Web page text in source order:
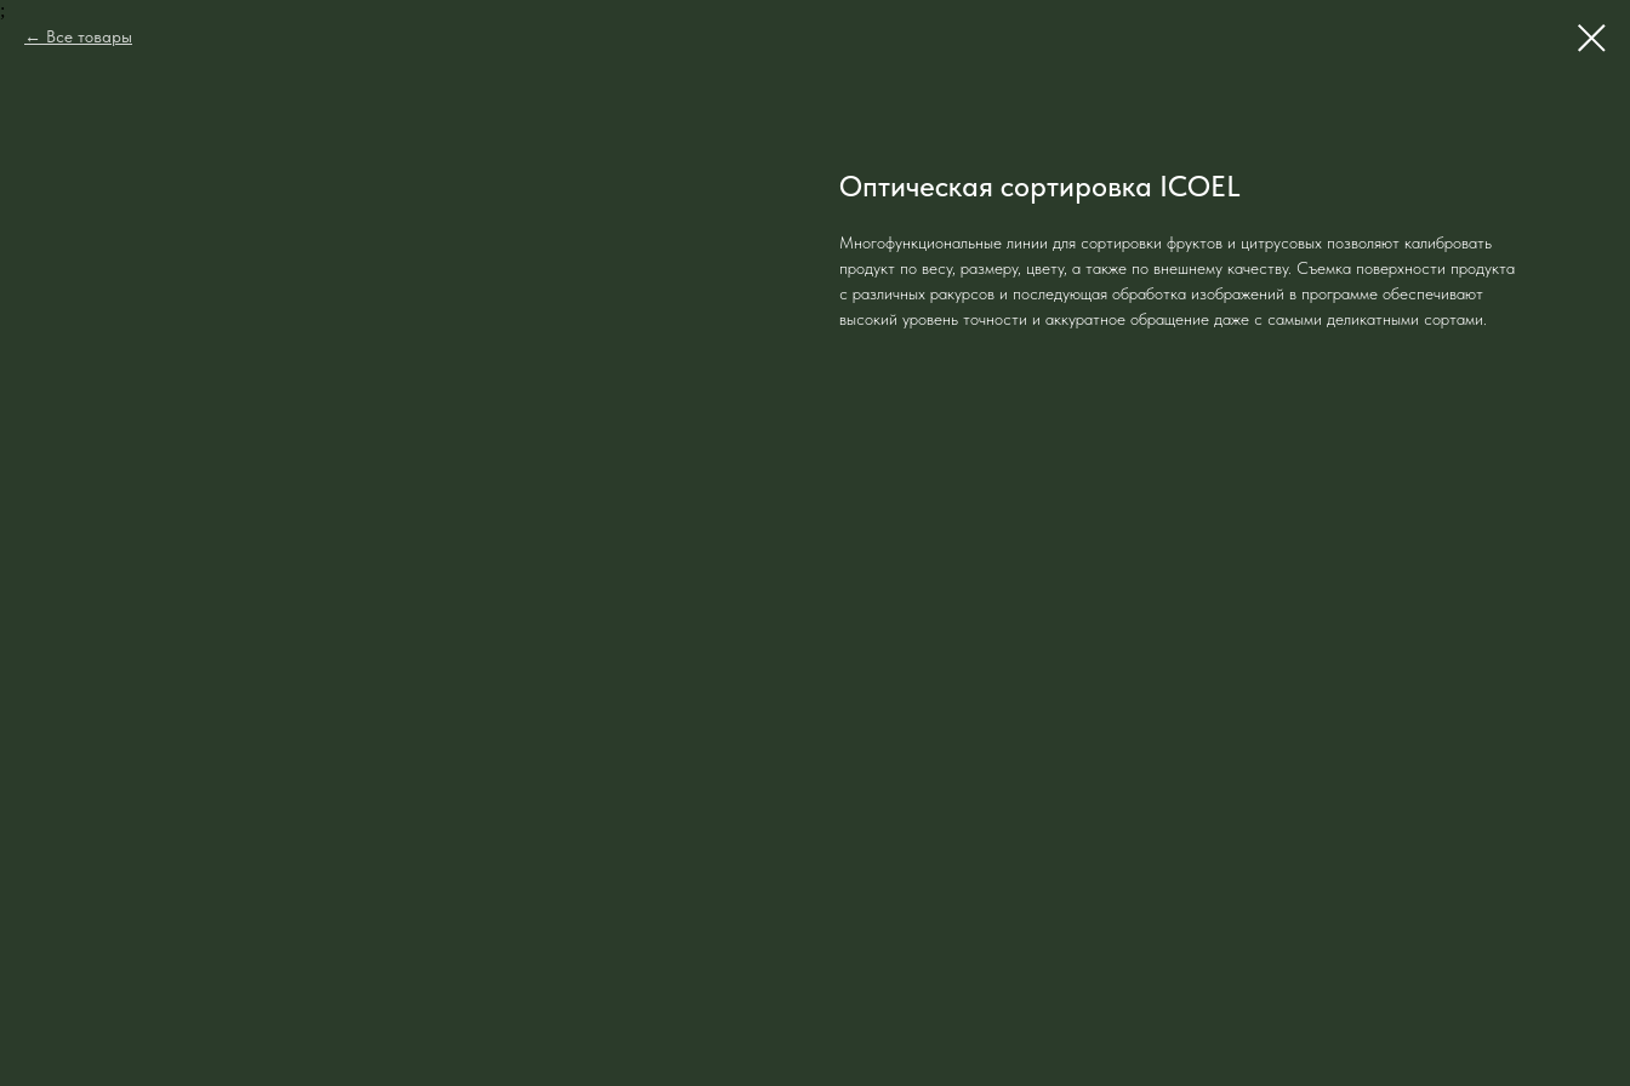
;
Все товары
Оптическая сортировка ICOEL
Многофункциональные линии для сортировки фруктов и цитрусовых позволяют калибровать
продукт по весу, размеру, цвету, а также по внешнему качеству. Съемка поверхности продукта
с различных ракурсов и последующая обработка изображений в программе обеспечивают
высокий уровень точности и аккуратное обращение даже с самыми деликатными сортами.